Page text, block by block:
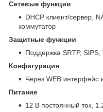
Сетевые функции
DHCP клиент/сервер,
коммутатор
Защитные функции
Поддержка SRTP,
Конфигурация
Через WEB интерфейс
Питание
12 В постоянный ток,